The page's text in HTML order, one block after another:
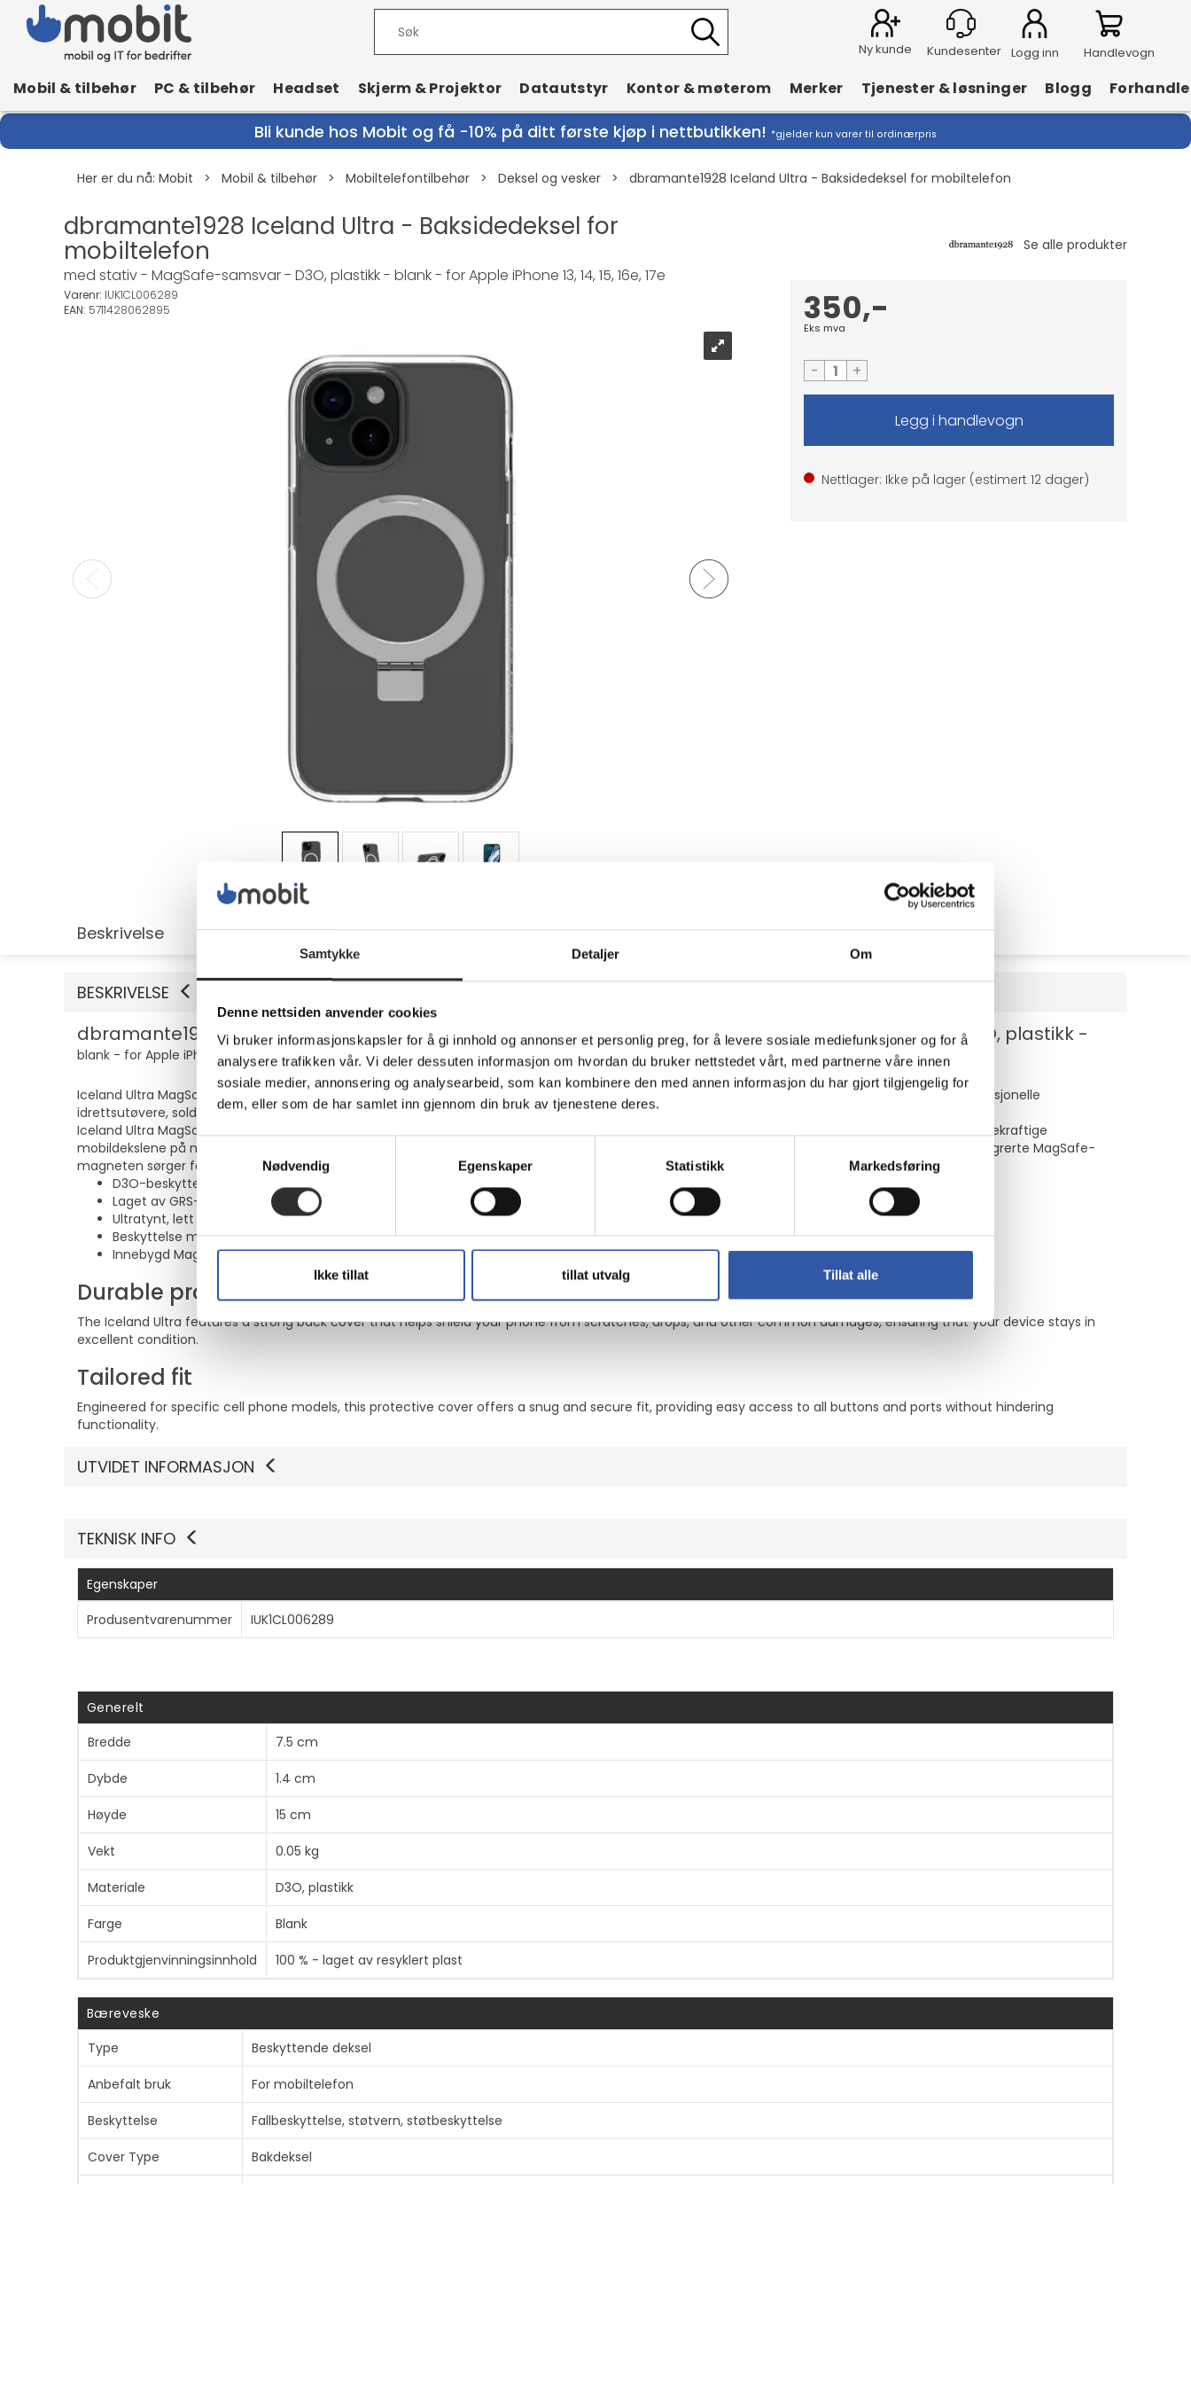
Samtykke Detaljer Om
Denne nettsiden anvender cookies
Vi bruker informasjonskapsler for å gi innhold og annonser et personlig preg, for å levere sosiale mediefunksjoner og for å
analysere trafikken vår. Vi deler dessuten informasjon om hvordan du bruker nettstedet vårt, med partnerne våre innen
sosiale medier, annonsering og analysearbeid, som kan kombinere den med annen informasjon du har gjort tilgjengelig for
dem, eller som de har samlet inn gjennom din bruk av tjenestene deres.
Samtykkevalg
Nødvendig
Egenskaper Statistikk Markedsføring
Ikke tillat tillat utvalg Tillat alle
Ny kunde Logg inn Handlevogn
Mobil & tilbehør PC & tilbehør Headset Skjerm & Projektor Datautstyr Kontor & møterom Merker Tjenester & løsninger Blogg
Bli kunde hos Mobit og få -10% på ditt første kjøp i nettbutikken! *gjelder kun varer til ordinærpris
Her er du nå: Mobit > Mobil & tilbehør > Mobiltelefontilbehør > Deksel og vesker > dbramante1928 Iceland Ultra - Baksidedeksel for mobiltelefon
dbramante1928 Iceland Ultra - Baksidedeksel for
mobiltelefon
med stativ - MagSafe-samsvar - D3O, plastikk - blank - for Apple iPhone 13, 14, 15, 16e, 17e
Varenr: IUK1CL006289
EAN: 5711428062895 350,-
Eks mva
- +
Nettlager: Ikke på lager (estimert 12 dager)
Beskrivelse Utvidet informasjon Teknisk info
BESKRIVELSE
dbramante1928 Iceland Ultra - Baksidedeksel for mobiltelefon - med stativ - MagSafe-samsvar - D3O, plastikk -
blank - for Apple iPhone 13, 14, 15, 16e, 17e
Iceland Ultra MagSafe er forsterket med D3O-materiale som gir tynn, avansert beskyttelse mot støt. D3O er god støtbeskyttelse og brukes av profesjonelle
idrettsutøvere, soldater og motorsyklister - hvis de stoler på D3O, kan du også gjøre det.
Iceland Ultra MagSafe er også laget av resirkulerte plastmaterialer og er 100 % resirkulerbart, noe som gjør det til et av de mest beskyttende og bærekraftige
mobildekslene på markedet. Det ultratynne, støtbeskyttende designet på 4 m/13 fot garanterer maksimal beskyttelse uten ekstra vekt, og den integrerte MagSafe-
magneten sørger for uanstrengt trådløs lading.
D3O-beskyttet - den gode og tynne beskyttelsen mot slag og fall
Laget av GRS-sertifiserte resirkulerte materialer og 100 % resirkulerbar
Ultratynt, lett og hardt etui
Beskyttelse mot støt fra 4 m/13 fot
Innebygd MagSafe-magnet for trådløs lading uten problemer
Durable protection
The Iceland Ultra features a strong back cover that helps shield your phone from scratches, drops, and other common damages, ensuring that your device stays in
excellent condition.
Tailored fit
Engineered for specific cell phone models, this protective cover offers a snug and secure fit, providing easy access to all buttons and ports without hindering
functionality.
Vis mer
UTVIDET INFORMASJON
TEKNISK INFO
Egenskaper
Produsentvarenummer
IUK1CL006289
Generelt
Bredde
7.5 cm
Dybde 1.4 cm
Høyde 15 cm
Vekt 0.05 kg
Materiale D3O, plastikk
Farge Blank
Produktgjenvinningsinnhold 100 % - laget av resyklert plast
Bæreveske
Type
Beskyttende deksel
Anbefalt bruk For mobiltelefon
Beskyttelse Fallbeskyttelse, støtvern, støtbeskyttelse
Cover Type Bakdeksel